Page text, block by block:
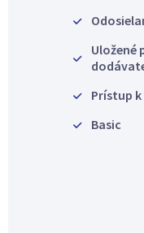
Uložené
Prístup
Basic